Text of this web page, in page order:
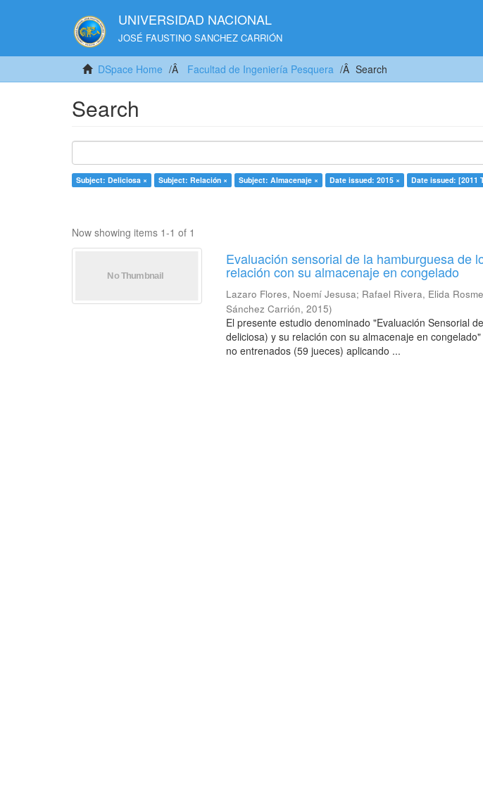
UNIVERSIDAD NACIONAL
JOSÉ FAUSTINO SANCHEZ CARRIÓN
DSpace Home Facultad de Ingeniería Pesquera Search
Search
Subject: Deliciosa × Subject: Relación × Subject: Almacenaje × Date issued: 2015 × Date issued: [2011
Now showing items 1-1 of 1
Evaluación sensorial de la hamburguesa de
relación con su almacenaje en congelado
Lazaro Flores, Noemí Jesusa; Rafael Rivera, Elida
Sánchez Carrión,2015)
El presente estudio denominado "Evaluación Sensorial
deliciosa) y su relación con su almacenaje en
no entrenados (59 jueces) aplicando ...